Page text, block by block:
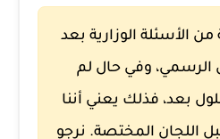
الأسئلة الوزارية بعد
الرسمي، وفي حال لم
بعد، فذلك يعني أننا
اللجان المختصة. نرجو